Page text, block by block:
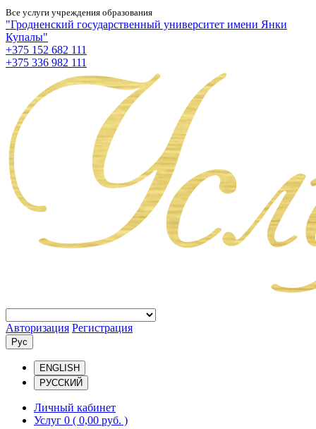
Все услуги учреждения образования
"Гродненский государственный университет имени Янки
Купалы"
+375 152 682 111
+375 336 982 111
Авторизация Регистрация
Рус
ENGLISH
РУССКИЙ
Личный кабинет
Услуг 0 ( 0,00 руб. )